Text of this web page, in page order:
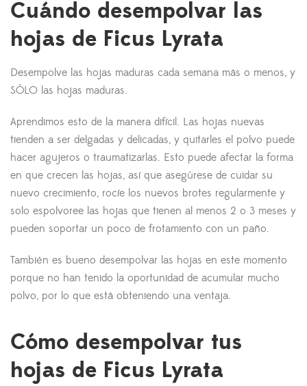
Cuándo desempolvar las
hojas de Ficus Lyrata
Desempolve las hojas maduras cada semana más o menos, y
SÓLO las hojas maduras.
Aprendimos esto de la manera difícil. Las hojas nuevas
tienden a ser delgadas y delicadas, y quitarles el polvo puede
hacer agujeros o traumatizarlas. Esto puede afectar la forma
en que crecen las hojas, así que asegúrese de cuidar su
nuevo crecimiento, rocíe los nuevos brotes regularmente y
solo espolvoree las hojas que tienen al menos 2 o 3 meses y
pueden soportar un poco de frotamiento con un paño.
También es bueno desempolvar las hojas en este momento
porque no han tenido la oportunidad de acumular mucho
polvo, por lo que está obteniendo una ventaja.
Cómo desempolvar tus
hojas de Ficus Lyrata